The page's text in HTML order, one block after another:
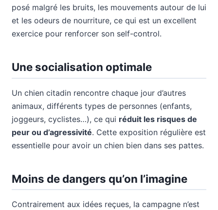
posé malgré les bruits, les mouvements autour de lui
et les odeurs de nourriture, ce qui est un excellent
exercice pour renforcer son self-control.
Une socialisation optimale
Un chien citadin rencontre chaque jour d’autres
animaux, différents types de personnes (enfants,
joggeurs, cyclistes…), ce qui réduit les risques de
peur ou d’agressivité. Cette exposition régulière est
essentielle pour avoir un chien bien dans ses pattes.
Moins de dangers qu’on l’imagine
Contrairement aux idées reçues, la campagne n’est